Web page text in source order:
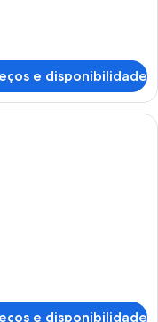
e disponibilidade
de hotel moderno com uma
e disponibilidade